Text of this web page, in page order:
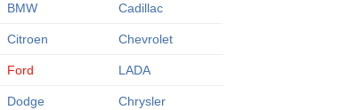
BMW Cadillac
Citroen Chevrolet
Ford LADA
Dodge Chrysler